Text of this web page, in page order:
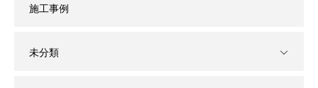
施工事例
未分類